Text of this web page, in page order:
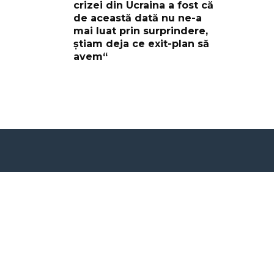
crizei din Ucraina a fost că
de această dată nu ne-a
mai luat prin surprindere,
știam deja ce exit-plan să
avem“